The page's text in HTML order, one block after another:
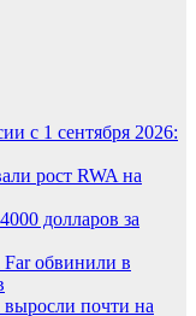
с 1 сентября 2026:
рост RWA на
долларов за
Far обвинили в
выросли почти на